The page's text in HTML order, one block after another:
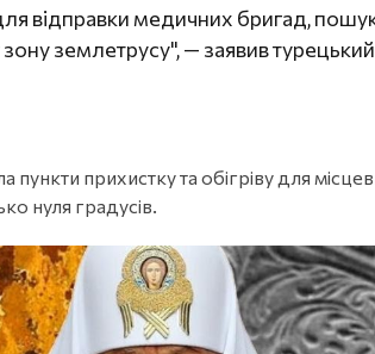
відправки медичних бригад,
зону землетрусу", — заявив
пункти прихистку та обігріву для
нуля градусів.